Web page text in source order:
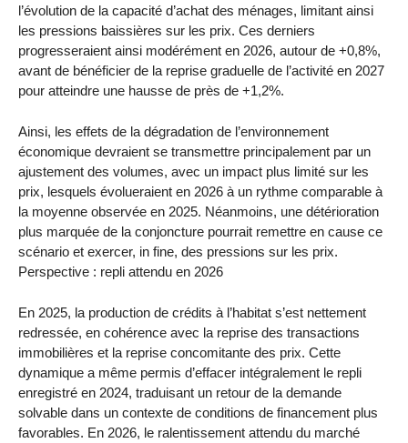
l’évolution de la capacité d’achat des ménages, limitant ainsi
les pressions baissières sur les prix. Ces derniers
progresseraient ainsi modérément en 2026, autour de +0,8%,
avant de bénéficier de la reprise graduelle de l’activité en 2027
pour atteindre une hausse de près de +1,2%.
Ainsi, les effets de la dégradation de l’environnement
économique devraient se transmettre principalement par un
ajustement des volumes, avec un impact plus limité sur les
prix, lesquels évolueraient en 2026 à un rythme comparable à
la moyenne observée en 2025. Néanmoins, une détérioration
plus marquée de la conjoncture pourrait remettre en cause ce
scénario et exercer, in fine, des pressions sur les prix.
Perspective : repli attendu en 2026
En 2025, la production de crédits à l’habitat s’est nettement
redressée, en cohérence avec la reprise des transactions
immobilières et la reprise concomitante des prix. Cette
dynamique a même permis d’effacer intégralement le repli
enregistré en 2024, traduisant un retour de la demande
solvable dans un contexte de conditions de financement plus
favorables. En 2026, le ralentissement attendu du marché